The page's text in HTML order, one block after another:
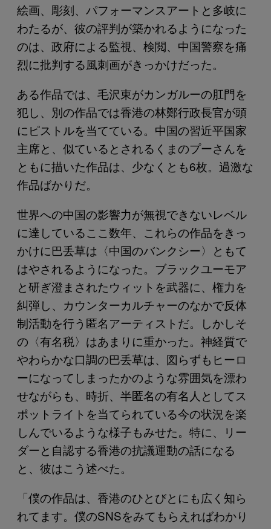
絵画、彫刻、パフォーマンスアートと多岐に
わたるが、彼の評判が築かれるようになった
のは、政府による監視、検閲、中国警察を痛
烈に批判する風刺画がきっかけだった。
ある作品では、毛沢東がカンガルーの肛門を
犯し、別の作品では香港の林鄭行政長官が頭
にピストルを当てている。中国の習近平国家
主席と、似ているとされるくまのプーさんを
ともに描いた作品は、少なくとも6枚。過激な
作品ばかりだ。
世界への中国の影響力が無視できないレベル
に達しているここ数年、これらの作品をきっ
かけに巴丢草は〈中国のバンクシー〉ともて
はやされるようになった。ブラックユーモア
と研ぎ澄まされたウィットを武器に、権力を
糾弾し、カウンターカルチャーのなかで反体
制活動を行う匿名アーティストだ。しかしそ
の〈有名税〉はあまりに重かった。神経質で
やわらかな口調の巴丢草は、図らずもヒーロ
ーになってしまったかのような雰囲気を漂わ
せながらも、時折、半匿名の有名人としてス
ポットライトを当てられている今の状況を楽
しんでいるような様子もみせた。特に、リー
ダーと自認する香港の抗議運動の話になる
と、彼はこう述べた。
「僕の作品は、香港のひとびとにも広く知ら
れてます。僕のSNSをみてもらえればわかり